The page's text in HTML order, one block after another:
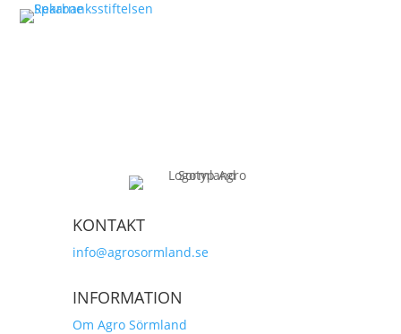
KONTAKT
info@agrosormland.se
INFORMATION
Om Agro Sörmland